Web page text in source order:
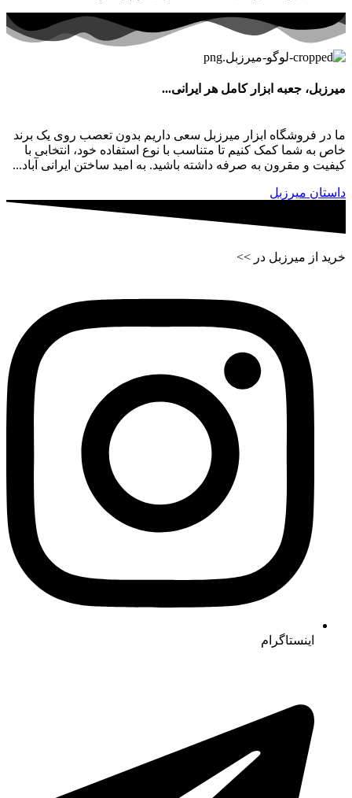
میرزبل، جعبه ابزار کامل هر ایرانی...
ما در فروشگاه ابزار میرزبل سعی داریم بدون تعصب روی یک برند
خاص به شما کمک کنیم تا متناسب با نوع استفاده خود، انتخابی با
کیفیت و مقرون به صرفه داشته باشید. به امید ساختن ایرانی آباد...
داستان میرزبل
خرید از میرزبل در >>
اینستاگرام